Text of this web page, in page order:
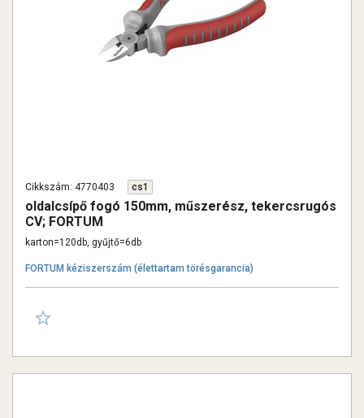
Cikkszám: 4770403 cs1
oldalcsípő fogó 150mm, műszerész, tekercsrugós
CV; FORTUM
karton=120db, gyűjtő=6db
FORTUM kéziszerszám (élettartam törésgarancia)